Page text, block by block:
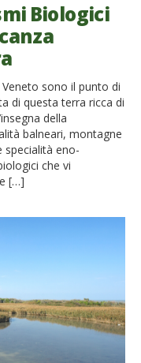
Biologici
sono il punto di
di questa terra ricca di
della
balneari, montagne
specialità eno-
che vi
[…]